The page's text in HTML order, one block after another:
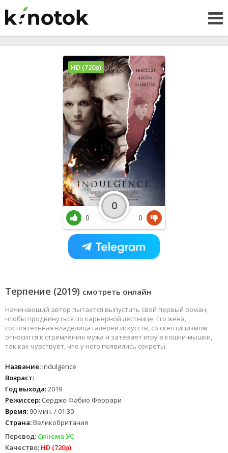
Терпение (2019) смотреть онлайн
Начинающий автор пытается выпустить свой первый роман,
чтобы продвинуться по карьерной лестнице. Его жена,
состоятельная владелица галереи искусств, со скептицизмом
относится к стремлению мужа и затевает игру в кошки-мышки,
так как чувствует, что у него появились секреты.
Название:Indulgence
Возраст:
Год выхода:2019
Режиссер: Серджо Фабио Феррари
Время: 90 мин. / 01:30
Страна:Великобритания
Перевод: Синема УС
Качество: HD (720p)
HD (720p)
0
0
0